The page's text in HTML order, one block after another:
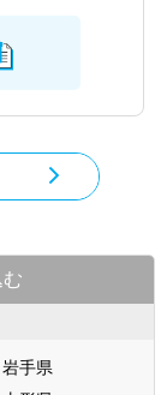
岩手県